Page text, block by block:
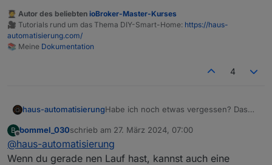
🧑‍🎓 Autor des beliebten ioBroker-Master-Kurses
🎥 Tutorials rund um das Thema DIY-Smart-Home: https://haus-
automatisierung.com/
📚 Meine Dokumentation
4
haus-automatisierungHabe ich noch etwas vergessen? Das
den Telegram-Adapter, um noch
einfacher z.B. Bilder versenden zu
können (ohne exec und wget usw.)
B
Offline
bommel_030schrieb am 27. März 2024, 07:00
zuletzt editiert von
@haus-automatisierung
Wenn du gerade nen Lauf hast, kannst auch eine